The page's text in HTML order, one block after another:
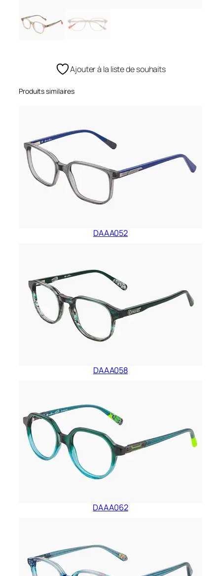
Ajouter à la liste de souhaits
Produits similaires
DAAA052
DAAA058
DAAA062